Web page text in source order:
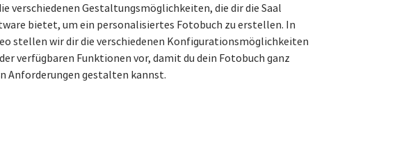
verschiedenen Gestaltungsmöglichkeiten, die dir die Saal
bietet, um ein personalisiertes Fotobuch zu erstellen. In
stellen wir dir die verschiedenen Konfigurationsmöglichkeiten
verfügbaren Funktionen vor, damit du dein Fotobuch ganz
Anforderungen gestalten kannst.